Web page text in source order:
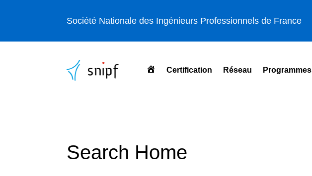
Société Nationale des Ingénieurs Professionnels de France
AccueilCertification Réseau Programmes
Search Home